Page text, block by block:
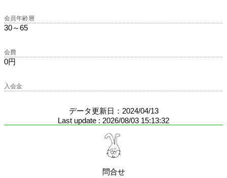
会員年齢層
30～65
会費
0円
入会金
データ更新日：2024/04/13
Last update : 2026/08/03 15:13:32
問合せ